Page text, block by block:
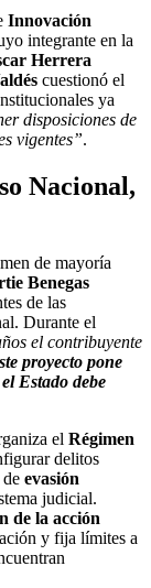
Innovación
integrante en la
Herrera
cuestionó el
ya
disposiciones de
vigentes”.
Nacional,
de mayoría
Benegas
de las
Durante el
el contribuyente
proyecto pone
Estado debe
el Régimen
delitos
evasión
judicial.
de la acción
y fija límites a